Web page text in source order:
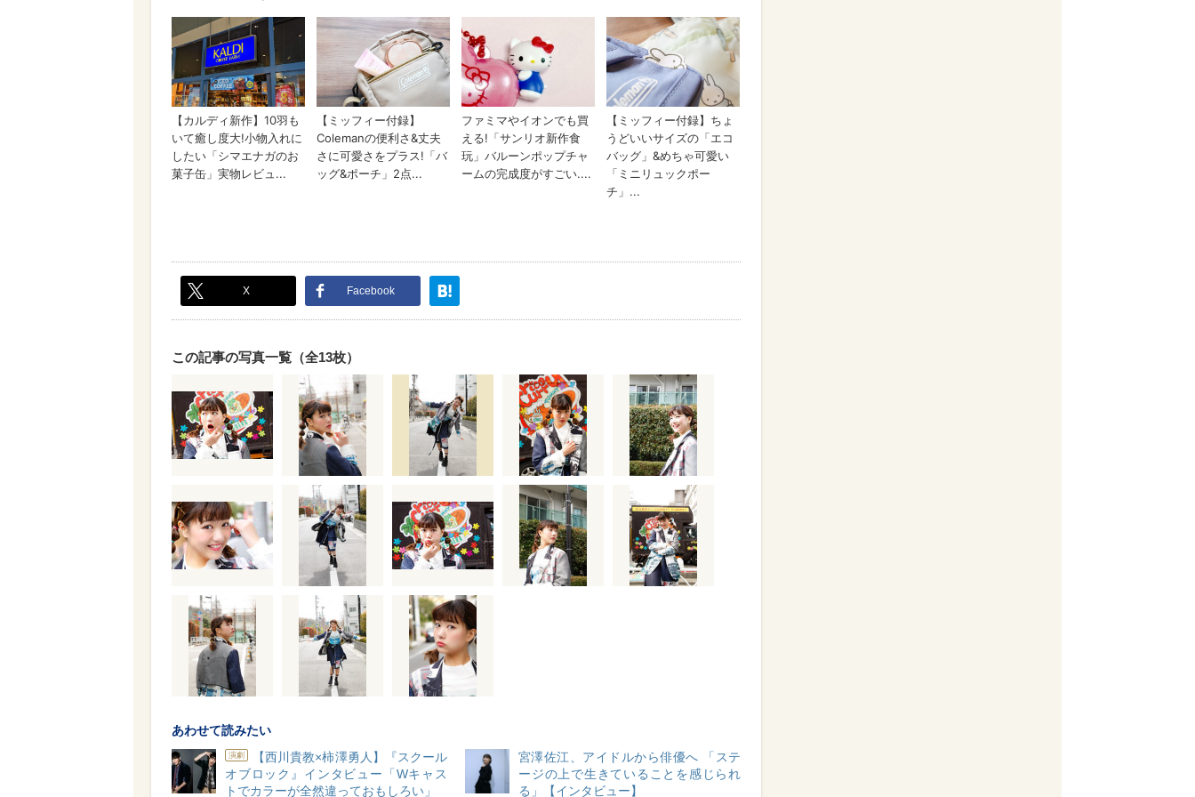
X Facebook
この記事の写真一覧（全13枚）
あわせて読みたい
演劇
【西川貴教×柿澤勇人】『スクール
オブロック』インタビュー「Wキャス
トでカラーが全然違っておもしろい」
宮澤佐江、アイドルから俳優へ 「ステ
ージの上で生きていることを感じられ
る」【インタビュー】